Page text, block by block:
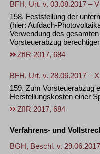
BFH, Urt. v. 03.08.2017 –
158. Feststellung der
(hier: Aufdach-
Verwendung des
Vorsteuerabzug
ZfIR 2017, 684
BFH, Urt. v. 28.06.2017 –
159. Zum Vorsteuerabzug
Herstellungskosten einer
ZfIR 2017, 684
Verfahrens- und
BGH, Beschl. v.